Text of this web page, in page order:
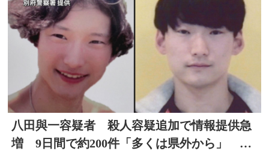
八田與一容疑者 殺人容疑追加で情報提供急
増 9日間で約200件「多くは県外から」 別